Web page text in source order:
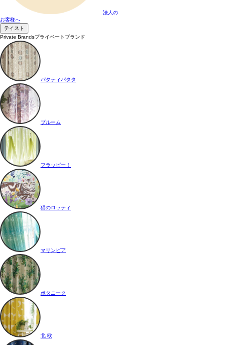
法人の
お客様へ
テイスト
Private Brandsプライベートブランド
パタティパタタ
ブルーム
フラッピー！
猫のロッティ
マリンピア
ボタニーク
北 欧